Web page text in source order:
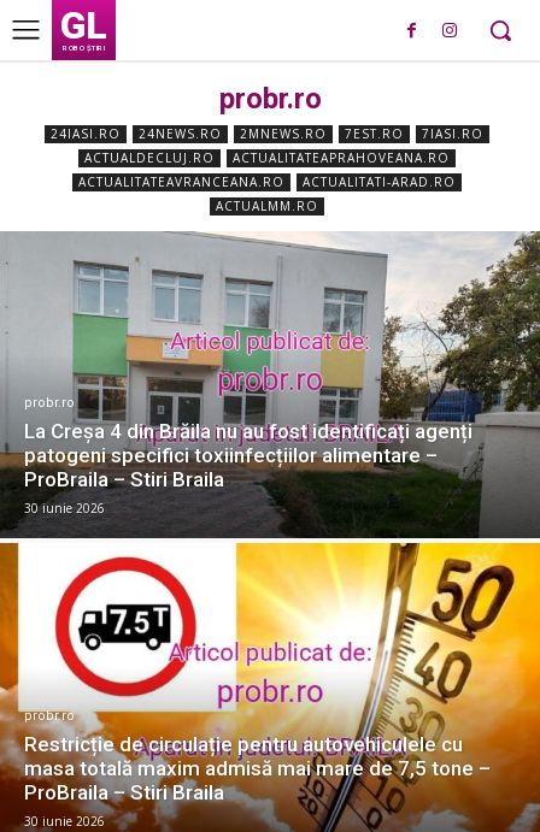
GL
ROBO ȘTIRI
probr.ro
24IASI.RO 24NEWS.RO 2MNEWS.RO 7EST.RO
7IASI.RO
ACTUALDECLUJ.RO
ACTUALITATEAPRAHOVEANA.RO
ACTUALITATEAVRANCEANA.RO
ACTUALITATI-ARAD.RO
ACTUALMM.RO
probr.ro
La Creșa 4 din Brăila nu au fost identificați agenți
patogeni specifici toxiinfecțiilor alimentare –
ProBraila – Stiri Braila
30 iunie 2026
probr.ro
Restricție de circulație pentru autovehiculele cu
masa totală maxim admisă mai mare de 7,5 tone –
ProBraila – Stiri Braila
30 iunie 2026